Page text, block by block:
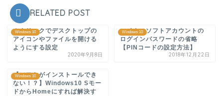
RELATED POST
Windows 10
１クリックでデスクトップの
アイコンやファイルを開ける
ようにする設定
2020年9月8日
Windows 10
マイクロソフトアカウントの
ログインパスワードの省略
【PINコードの設定方法】
2018年12月22日
Windows 10
【ソフトがインストールでき
ない！？】Windows10 Sモー
ドからHomeにすれば解決す